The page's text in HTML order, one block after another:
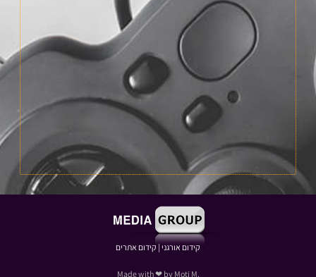
קידום אורגני | קידום אתרים
.Made with ❤ by Moti M